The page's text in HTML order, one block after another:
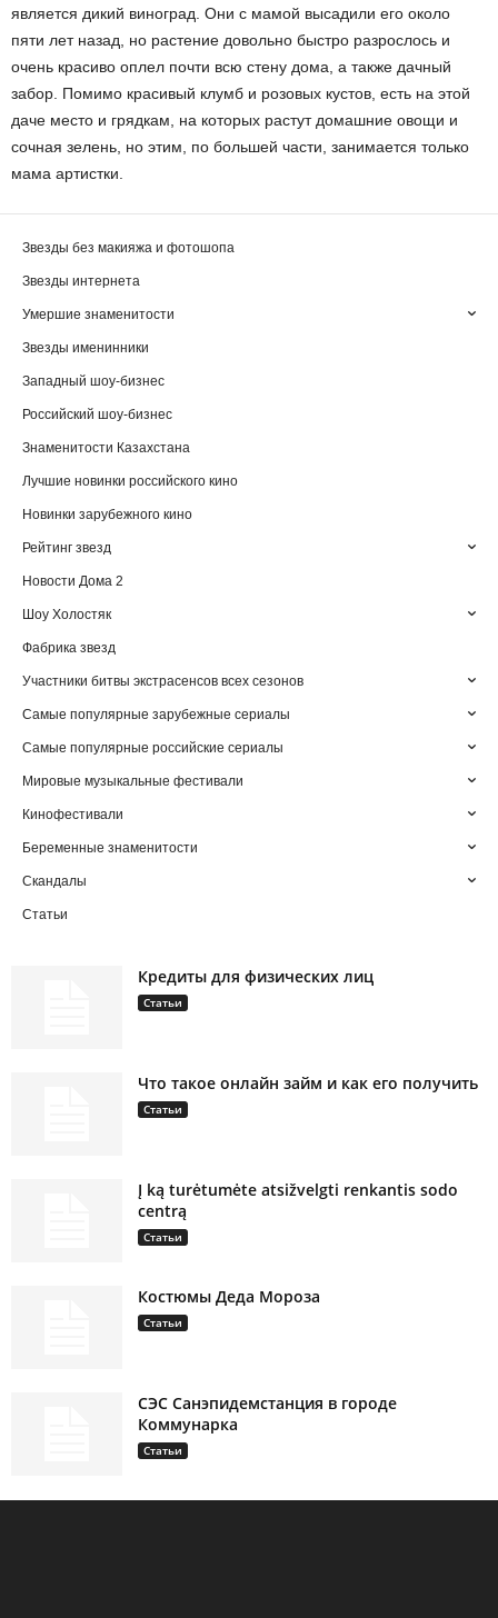
является дикий виноград. Они с мамой высадили его около
пяти лет назад, но растение довольно быстро разрослось и
очень красиво оплел почти всю стену дома, а также дачный
забор. Помимо красивый клумб и розовых кустов, есть на этой
даче место и грядкам, на которых растут домашние овощи и
сочная зелень, но этим, по большей части, занимается только
мама артистки.
Звезды без макияжа и фотошопа
Звезды интернета
Умершие знаменитости
Звезды именинники
Западный шоу-бизнес
Российский шоу-бизнес
Знаменитости Казахстана
Лучшие новинки российского кино
Новинки зарубежного кино
Рейтинг звезд
Новости Дома 2
Шоу Холостяк
Фабрика звезд
Участники битвы экстрасенсов всех сезонов
Самые популярные зарубежные сериалы
Самые популярные российские сериалы
Мировые музыкальные фестивали
Кинофестивали
Беременные знаменитости
Скандалы
Статьи
Кредиты для физических лиц
Статьи
Что такое онлайн займ и как его получить
Статьи
Į ką turėtumėte atsižvelgti renkantis sodo
centrą
Статьи
Костюмы Деда Мороза
Статьи
СЭС Санэпидемстанция в городе
Коммунарка
Статьи